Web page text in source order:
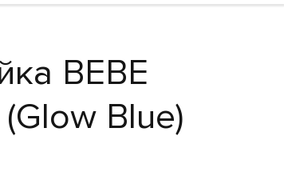
BEBE
Blue)